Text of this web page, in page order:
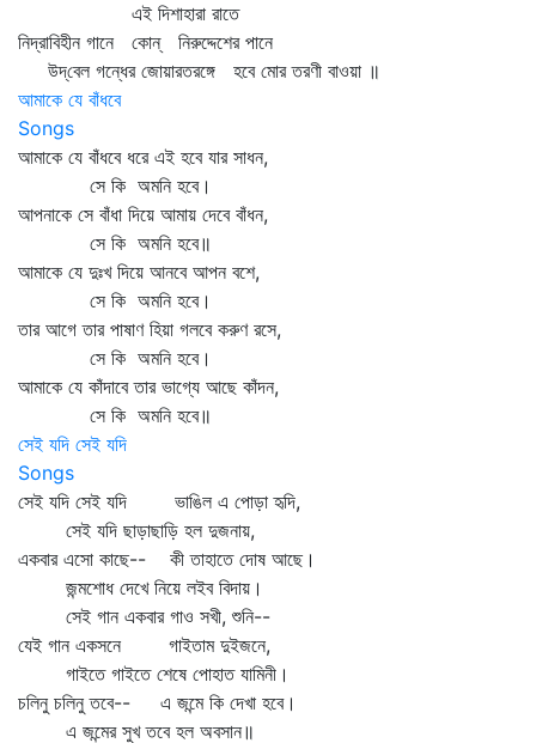
এই দিশাহারা রাতে
নিদ্রাবিহীন গানে কোন্‌ নিরুদ্দেশের পানে
উদ্‌বেল গন্ধের জোয়ারতরঙ্গে হবে মোর তরণী বাওয়া ॥
আমাকে যে বাঁধবে
Songs
আমাকে যে বাঁধবে ধরে এই হবে যার সাধন,
সে কি অমনি হবে।
আপনাকে সে বাঁধা দিয়ে আমায় দেবে বাঁধন,
সে কি অমনি হবে॥
আমাকে যে দুঃখ দিয়ে আনবে আপন বশে,
সে কি অমনি হবে।
তার আগে তার পাষাণ হিয়া গলবে করুণ রসে,
সে কি অমনি হবে।
আমাকে যে কাঁদাবে তার ভাগ্যে আছে কাঁদন,
সে কি অমনি হবে॥
সেই যদি সেই যদি
Songs
সেই যদি সেই যদি ভাঙিল এ পোড়া হৃদি,
সেই যদি ছাড়াছাড়ি হল দুজনায়,
একবার এসো কাছে-- কী তাহাতে দোষ আছে।
জন্মশোধ দেখে নিয়ে লইব বিদায়।
সেই গান একবার গাও সখী, শুনি--
যেই গান একসনে গাইতাম দুইজনে,
গাইতে গাইতে শেষে পোহাত যামিনী।
চলিনু চলিনু তবে-- এ জন্মে কি দেখা হবে।
এ জন্মের সুখ তবে হল অবসান॥